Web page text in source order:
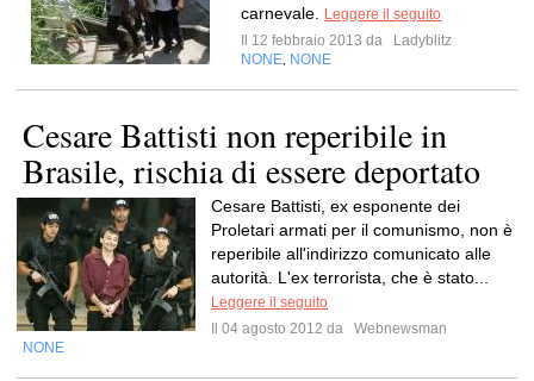
carnevale.
Leggere il seguito
Il 12 febbraio 2013 da
Ladyblitz
NONE NONE
Cesare Battisti non reperibile in
Brasile, rischia di essere deportato
Cesare Battisti, ex esponente dei
Proletari armati per il comunismo, non è
reperibile all'indirizzo comunicato alle
autorità. L'ex terrorista, che è stato...
Leggere il seguito
Il 04 agosto 2012 da
Webnewsman
NONE